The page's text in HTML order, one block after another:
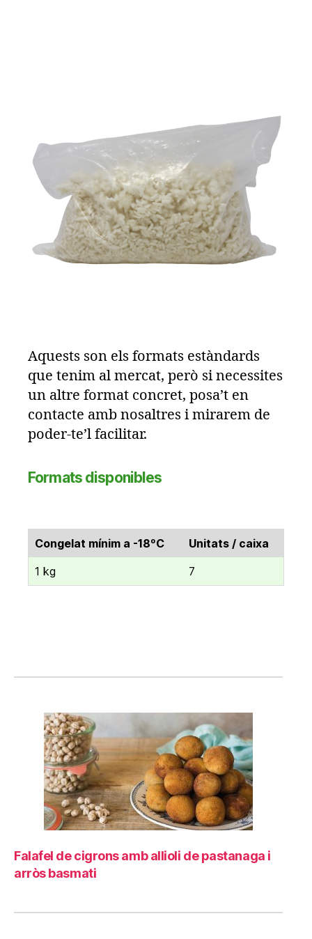
Aquests son els formats estàndards
que tenim al mercat, però si necessites
un altre format concret, posa’t en
contacte amb nosaltres i mirarem de
poder-te’l facilitar.
Formats disponibles
Congelat mínim a -18ºC
Unitats / caixa
1 kg
7
Falafel de cigrons amb allioli de pastanaga i
arròs basmati